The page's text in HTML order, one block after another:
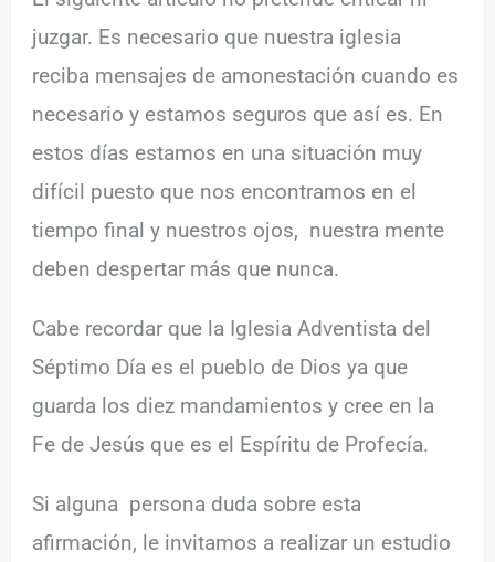
juzgar. Es necesario que nuestra iglesia
reciba mensajes de amonestación cuando es
necesario y estamos seguros que así es. En
estos días estamos en una situación muy
difícil puesto que nos encontramos en el
tiempo final y nuestros ojos, nuestra mente
deben despertar más que nunca.
Cabe recordar que la Iglesia Adventista del
Séptimo Día es el pueblo de Dios ya que
guarda los diez mandamientos y cree en la
Fe de Jesús que es el Espíritu de Profecía.
Si alguna persona duda sobre esta
afirmación, le invitamos a realizar un estudio